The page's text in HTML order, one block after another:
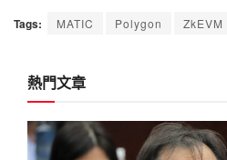
Tags: MATIC Polygon ZkEVM
熱門文章